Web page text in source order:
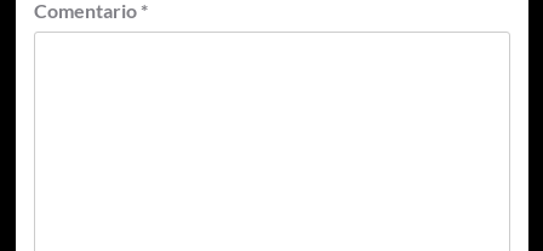
Comentario *